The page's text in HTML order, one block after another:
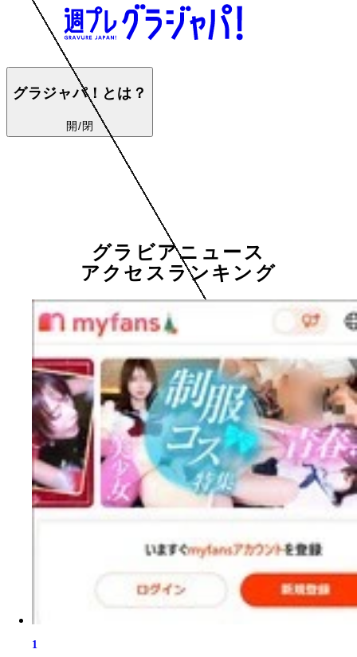
グラジャパ！とは？
開/閉
グラビアニュース
アクセスランキング
1